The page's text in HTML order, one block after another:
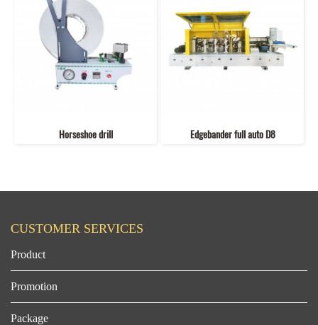
Horseshoe drill Edgebander full auto D8
CUSTOMER SERVICES
Product
Promotion
Package